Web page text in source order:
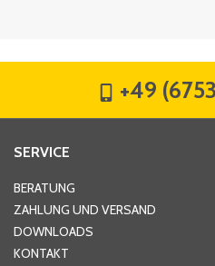
Hausnummer
+49
SERVICE
BERATUNG
ZAHLUNG UND VERSAND
DOWNLOADS
KONTAKT